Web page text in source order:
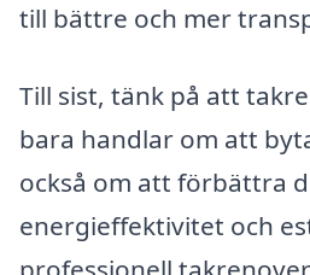
till bättre och mer
Till sist, tänk på att
bara handlar om att
också om att förbättra
energieffektivitet och